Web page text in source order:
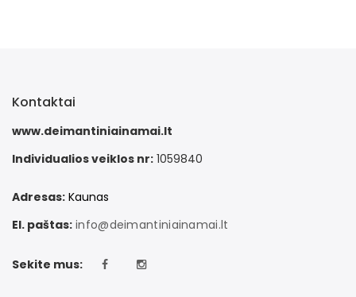
Kontaktai
www.deimantiniainamai.lt
Individualios veiklos nr: 1059840
Adresas: Kaunas
El. paštas: info@deimantiniainamai.lt
Sekite mus: